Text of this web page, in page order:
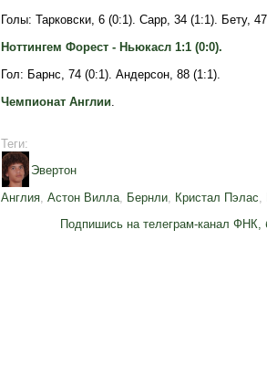
Голы: Тарковски, 6 (0:1). Сарр, 34 (1:1). Бету,
Ноттингем Форест - Ньюкасл 1:1 (0:0).
Гол: Барнс, 74 (0:1). Андерсон, 88 (1:1).
Чемпионат Англии.
Теги:
Эвертон
Англия, Астон Вилла, Бернли, Кристал Пэлас,
Подпишись на телеграм-канал